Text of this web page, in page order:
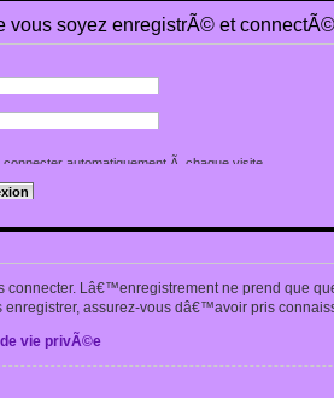
vous soyez enregistrÃ© et
lâ€™e-mail de confirmation
connecter automatiquement Ã chaque visite
mon statut en ligne pour cette session
connecter. Lâ€™enregistrement ne prend que
assurez-vous dâ€™avoir pris
vie privÃ©e